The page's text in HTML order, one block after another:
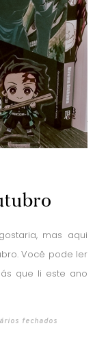
mas aqui
Você pode ler
que li este ano
fechados